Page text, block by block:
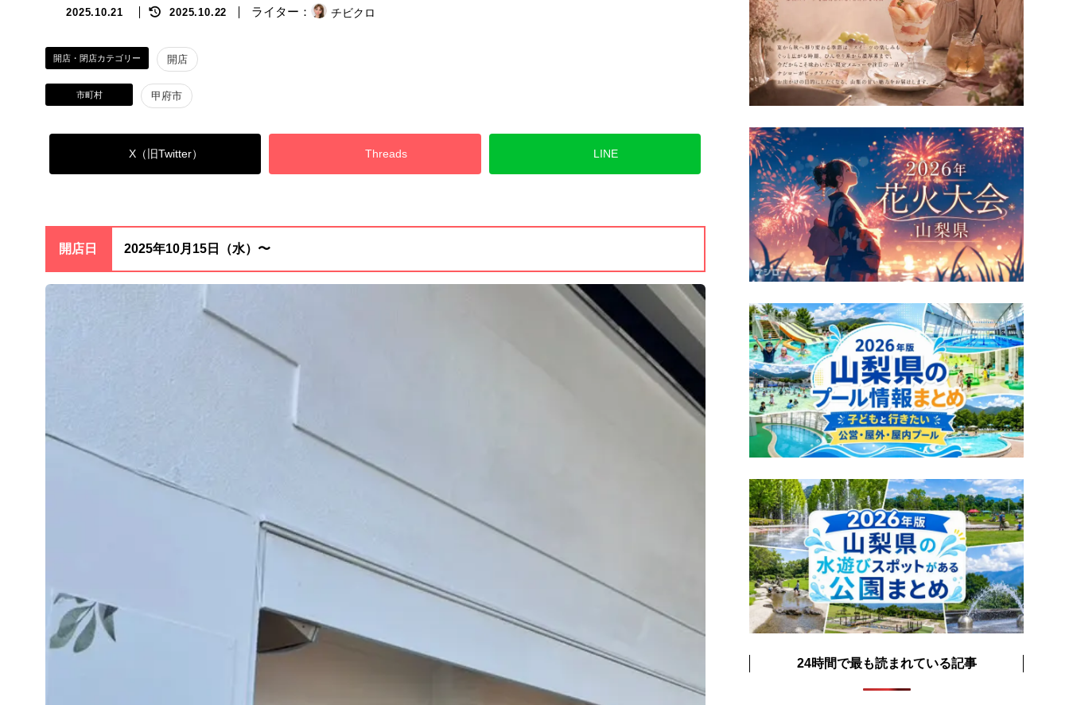
2025.10.21
最
新
日
時
:
2025.10.22 チビクロ
開店・閉店カテゴリー 開店
市町村 甲府市
X（旧Twitter） Threads LINE
開店日 2025年10月15日（水）〜
24時間で最も読まれている記事